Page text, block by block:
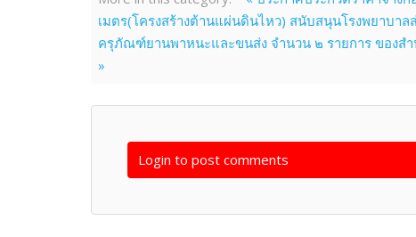
เมตร(โครงสร้างต้านแผ่นดินไหว) สนับสนุนโรงพยาบา
ครุภัณฑ์ยานพาหนะและขนส่ง จำนวน ๒ รายการ ของส
»
Login to post comments